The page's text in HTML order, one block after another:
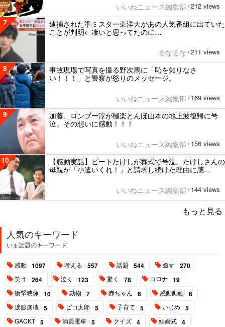
いいねニュース編集部 / 212 views
7
逮捕された準ミスター東洋大があの人気番組に出ていた
ことが判明←凄いと思ってたのに…
るなるな / 211 views
8
事故現場で写真を撮る野次馬に「恥を知りなさ
い！！！」と警察が怒りのメッセージ。
いいねニュース編集部 / 169 views
9
加藤、ロンブー淳が極楽とんぼ山本の地上波復帰に号
泣。その想いに感動！！！
いいねニュース編集部 / 156 views
10
【感動実話】ビートたけしが葬式で号泣。たけしさんの
母親が「小遣いくれ！」と請求し続けた理由に感...
いいねニュース編集部 / 144 views
もっと見る
人気のキーワード
いま話題のキーワード
感動 1097 考える 557 話題 544 癒す 270
笑う 264 泣く 123 驚く 78 コロナ 19
衝撃映像 10 動物 7 赤ちゃん 6 感動動画 6
涙腺崩壊 5 ピコ太郎 5 子育て 5 いじめ 5
GACKT 5 満員電車 5 クイズ 4 結婚式 4